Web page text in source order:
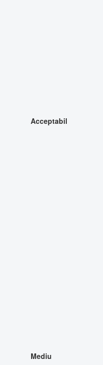
Acceptabil
Mediu